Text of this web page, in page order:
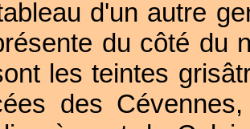
d'un autre
du côté du
les teintes
des